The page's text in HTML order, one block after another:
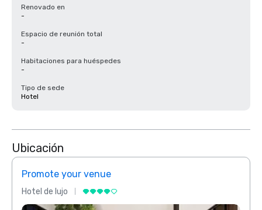
Renovado en
-
Espacio de reunión total
-
Habitaciones para huéspedes
-
Tipo de sede
Hotel
Ubicación
Promote your venue
Hotel de lujo